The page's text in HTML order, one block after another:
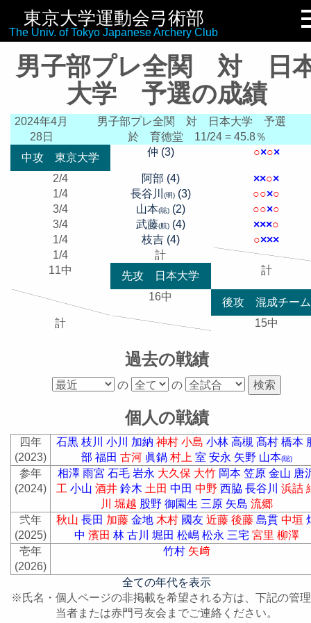
東京大学運動会弓術部
The Univ. of Tokyo Japanese Archery Club
リンク集
男子部プレ全関 対 日
大学 予選の成績
2024年4月
28日
男子部プレ全関 対 日本大学 予選
於 育徳堂
11/24 = 45.8％
中攻 東京大学
仲 (3) ○×○×
2/4 阿部 (4) ××○×
1/4
長谷川 (明)(3) ○○×○
3/4
山本(聡)(2) ○○×○
3/4
武藤(航)(4) ×××○
1/4
枝吉 (4) ○×××
1/4
計
11中
先攻 日本大学 計
16中
後攻 混成チーム
計
15中
過去の戦績
の の
個人の戦績
四年
(2023)
石黒 枝川 小川 加納 神村 小島 小林 高槻 髙村 橋本
部 福田 古河 眞鍋 村上 室 安永 矢野 山本(聡)
参年
(2024)
相澤 雨宮 石毛 岩永 大久保 大竹 岡本 笠原 金山 唐
工 小山 酒井 鈴木 土田 中田 中野 西脇 長谷川 浜詰
川 堀越 股野 御園生 三原 矢島 流郷
弐年
(2025)
秋山 長田 加藤 金地 木村 國友 近藤 後藤 島貫 中垣
中 濱田 林 古川 堀田 松嶋 松永 三宅 宮里 柳澤
壱年
(2026)
竹村 矢﨑
全ての年代を表示
※氏名・個人ページの非掲載を希望される方は、下記の管
当者または赤門弓友会までご連絡ください。